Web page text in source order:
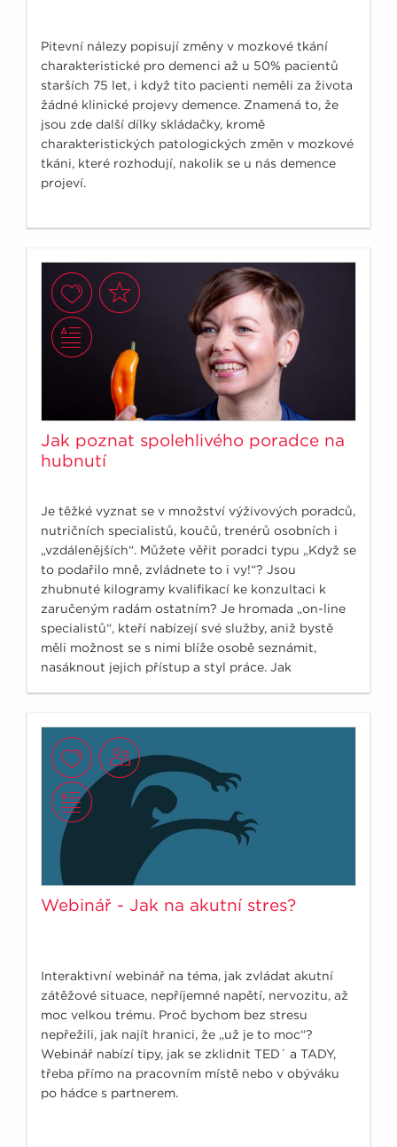
Pitevní nálezy popisují změny v mozkové tkání
charakteristické pro demenci až u 50% pacientů
starších 75 let, i když tito pacienti neměli za života
žádné klinické projevy demence. Znamená to, že
jsou zde další dílky skládačky, kromě
charakteristických patologických změn v mozkové
tkáni, které rozhodují, nakolik se u nás demence
projeví.
Jak poznat spolehlivého poradce na
hubnutí
Je těžké vyznat se v množství výživových poradců,
nutričních specialistů, koučů, trenérů osobních i
„vzdálenějších“. Můžete věřit poradci typu „Když se
to podařilo mně, zvládnete to i vy!“? Jsou
zhubnuté kilogramy kvalifikací ke konzultaci k
zaručeným radám ostatním? Je hromada „on-line
specialistů“, kteří nabízejí své služby, aniž bystě
měli možnost se s nimi blíže osobě seznámit,
nasáknout jejich přístup a styl práce. Jak
Webinář - Jak na akutní stres?
Interaktivní webinář na téma, jak zvládat akutní
zátěžové situace, nepříjemné napětí, nervozitu, až
moc velkou trému. Proč bychom bez stresu
nepřežili, jak najít hranici, že „už je to moc“?
Webinář nabízí tipy, jak se zklidnit TED´ a TADY,
třeba přímo na pracovním místě nebo v obýváku
po hádce s partnerem.